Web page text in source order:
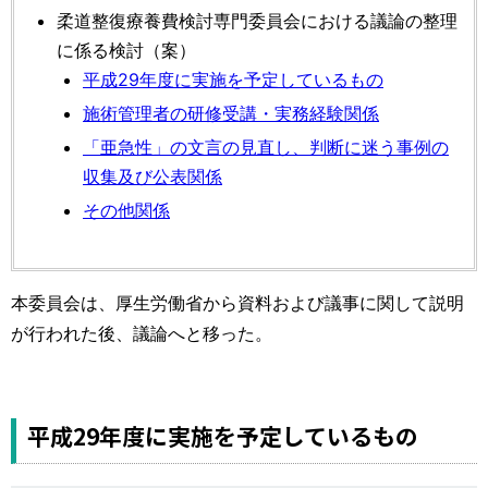
柔道整復療養費検討専門委員会における議論の整理
に係る検討（案）
平成29年度に実施を予定しているもの
施術管理者の研修受講・実務経験関係
「亜急性」の文言の見直し、判断に迷う事例の
収集及び公表関係
その他関係
本委員会は、厚生労働省から資料および議事に関して説明
が行われた後、議論へと移った。
平成29年度に実施を予定しているもの